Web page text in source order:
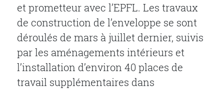
et prometteur avec l’EPFL. Les travaux
de construction de l’enveloppe se sont
déroulés de mars à juillet dernier, suivis
par les aménagements intérieurs et
l’installation d’environ 40 places de
travail supplémentaires dans